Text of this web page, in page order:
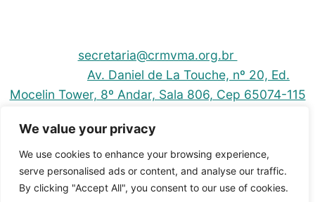
We value your privacy
We use cookies to enhance your browsing experience,
serve personalised ads or content, and analyse our traffic.
By clicking "Accept All", you consent to our use of cookies.
secretaria@crmvma.org.br
Av. Daniel de La Touche, nº 20, Ed.
Mocelin Tower, 8º Andar, Sala 806, Cep 65074-115
Horário de Funcionamento: 8h às 14h (Segunda a
Sexta)